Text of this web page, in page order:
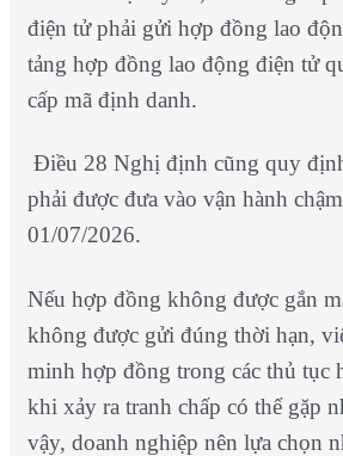
điện tử phải gửi hợp đồng lao
tảng hợp đồng lao động điện tử
cấp mã định danh.
Điều 28 Nghị định cũng quy
phải được đưa vào vận hành
01/07/2026.
Nếu hợp đồng không được gắn
không được gửi đúng thời hạn,
minh hợp đồng trong các thủ tục
khi xảy ra tranh chấp có thể gặp
vậy, doanh nghiệp nên lựa chọn